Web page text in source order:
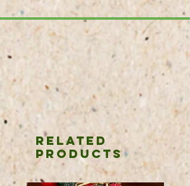
Related
Products